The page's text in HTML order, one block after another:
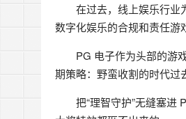
在过去，线上娱乐行业
数字化娱乐的合规和责任游
PG 电子作为头部的游
期策略：野蛮收割的时代过
把“理智守护”无缝塞进